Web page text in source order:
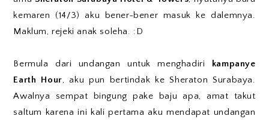
kemaren (14/3) aku bener-bener masuk ke dalemnya.
Maklum, rejeki anak soleha. :D
Bermula dari undangan untuk menghadiri
kampanye
Earth Hour, aku pun bertindak ke Sheraton Surabaya.
Awalnya sempat bingung pake baju apa, amat takut
saltum karena ini kali pertama aku mendapat undangan